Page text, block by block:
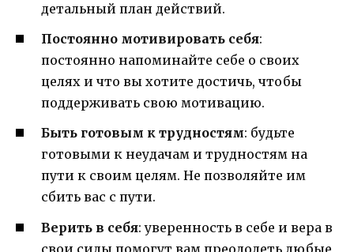
детальный план действий.
Постоянно мотивировать себя:
постоянно напоминайте себе о своих
целях и что вы хотите достичь, чтобы
поддерживать свою мотивацию.
Быть готовым к трудностям: будьте
готовыми к неудачам и трудностям на
пути к своим целям. Не позволяйте им
сбить вас с пути.
Верить в себя: уверенность в себе и вера в
свои силы помогут вам преодолеть любые